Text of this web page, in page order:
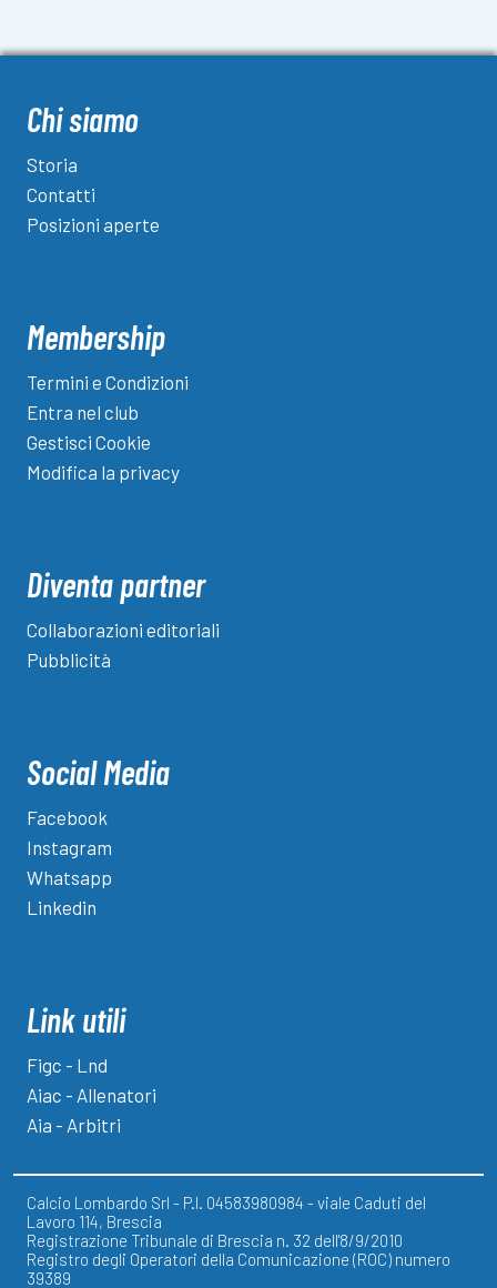
Chi siamo
Storia
Contatti
Posizioni aperte
Membership
Termini e Condizioni
Entra nel club
Gestisci Cookie
Modifica la privacy
Diventa partner
Collaborazioni editoriali
Pubblicità
Social Media
Facebook
Instagram
Whatsapp
Linkedin
Link utili
Figc - Lnd
Aiac - Allenatori
Aia - Arbitri
Calcio Lombardo Srl - P.I. 04583980984 - viale Caduti del
Lavoro 114, Brescia
Registrazione Tribunale di Brescia n. 32 dell'8/9/2010
Registro degli Operatori della Comunicazione (ROC) numero
39389